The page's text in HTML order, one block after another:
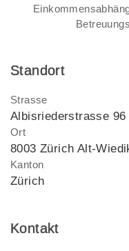
Standort
Strasse
Albisriederstrasse 96
Ort
8003 Zürich Alt-
Kanton
Zürich
Kontakt